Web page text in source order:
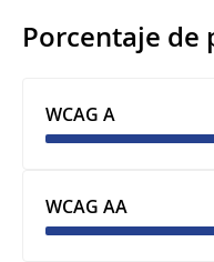
Porcentaje de
WCAG A
WCAG AA